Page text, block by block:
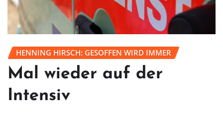
HENNING HIRSCH: GESOFFEN WIRD IMMER
Mal wieder auf der
Intensiv